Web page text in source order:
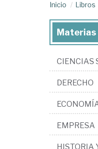
Inicio Libros
Materias
CIENCIAS
DERECHO
EMPRESA
HISTORIA